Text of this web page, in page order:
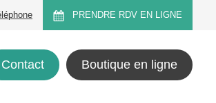
PRENDRE RDV EN LIGNE
Contact Boutique en ligne